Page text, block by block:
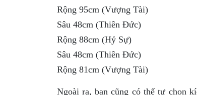
Rộng 95cm (Vượng Tài)
Sâu 48cm (Thiên Đức)
Rộng 88cm (Hỷ Sự)
Sâu 48cm (Thiên Đức)
Rộng 81cm (Vượng Tài)
Ngoài ra, bạn cũng có thể tự chọn